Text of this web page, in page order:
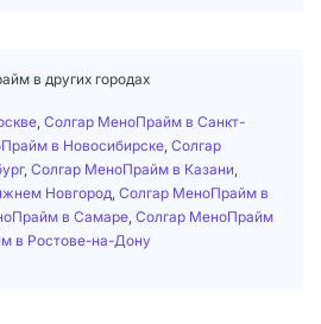
в других городах
Солгар МеноПрайм в Санкт-
в Новосибирске Солгар
, Солгар МеноПрайм в Казани
Новгород Солгар МеноПрайм в
в Самаре Солгар МеноПрайм
в Ростове-на-Дону